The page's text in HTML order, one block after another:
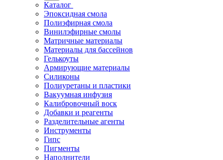
Каталог
Эпоксидная смола
Полиэфирная смола
Винилэфирные смолы
Матричные материалы
Материалы для бассейнов
Гелькоуты
Армирующие материалы
Силиконы
Полиуретаны и пластики
Вакуумная инфузия
Калибровочный воск
Добавки и реагенты
Разделительные агенты
Инструменты
Гипс
Пигменты
Наполнители